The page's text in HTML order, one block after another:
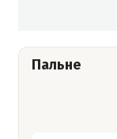
Пальне